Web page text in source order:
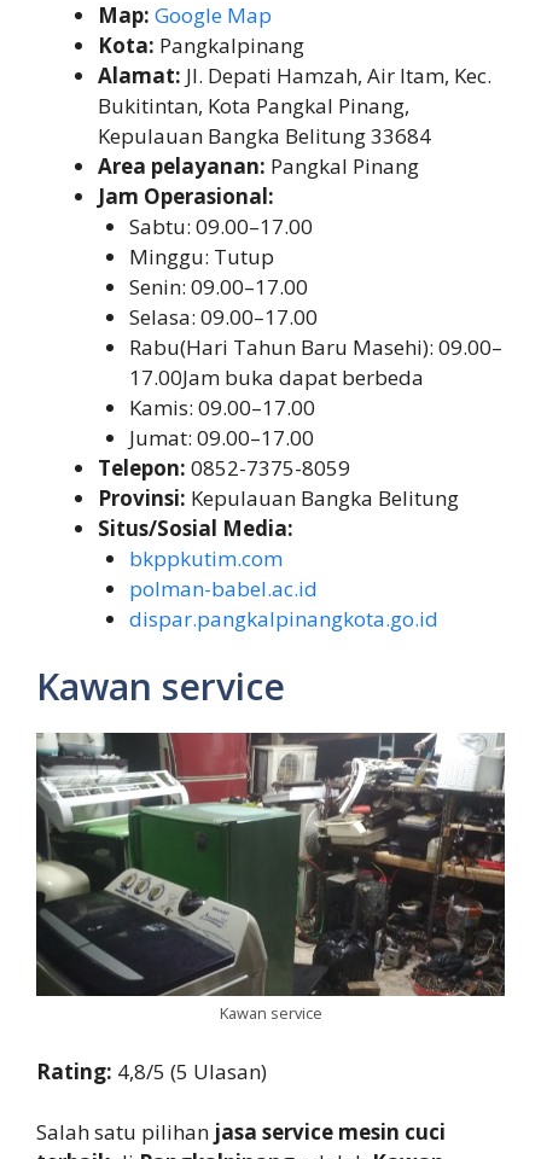
Map: Google Map
Kota: Pangkalpinang
Alamat: Jl. Depati Hamzah, Air Itam, Kec.
Bukitintan, Kota Pangkal Pinang,
Kepulauan Bangka Belitung 33684
Area pelayanan: Pangkal Pinang
Jam Operasional:
Sabtu: 09.00–17.00
Minggu: Tutup
Senin: 09.00–17.00
Selasa: 09.00–17.00
Rabu(Hari Tahun Baru Masehi): 09.00–
17.00Jam buka dapat berbeda
Kamis: 09.00–17.00
Jumat: 09.00–17.00
Telepon: 0852-7375-8059
Provinsi: Kepulauan Bangka Belitung
Situs/Sosial Media:
bkppkutim.com
polman-babel.ac.id
dispar.pangkalpinangkota.go.id
Kawan service
Kawan service
Rating: 4,8/5 (5 Ulasan)
Salah satu pilihan jasa service mesin cuci